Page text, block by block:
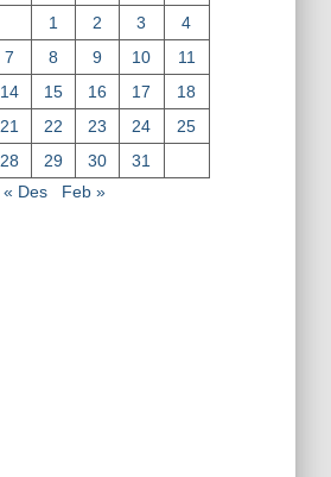
1 2 3
4
7 8 9 10
11
14 15 16 17
18
21 22 23 24
25
28 29 30
31
« Des
Feb »